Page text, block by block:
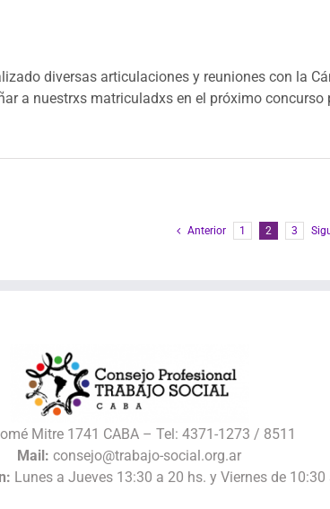
diversas articulaciones y reuniones con la
a nuestrxs matriculadxs en el próximo concurso
Anterior 1 2 3
Mitre 1741 CABA – Tel: 4371-1273 / 8511
Mail: consejo@trabajo-social.org.ar
Lunes a Jueves 13:30 a 20 hs. y Viernes de 10:30